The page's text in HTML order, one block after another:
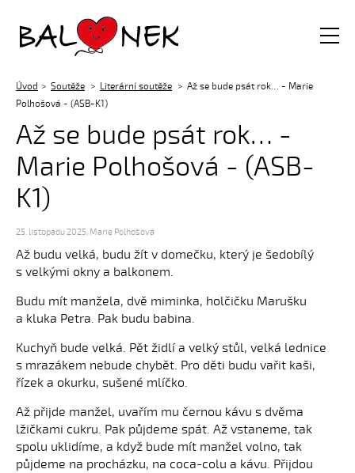
Balónek z.s.
Úvod Soutěže Literární soutěže
Až se bude psát rok… - Marie
Polhošová - (ASB-K1)
Až se bude psát rok… -
Marie Polhošová - (ASB-
K1)
25. listopadu 2025, Marie Polhošová
Až budu velká, budu žít v domečku, který je šedobílý
s velkými okny a balkonem.
Budu mít manžela, dvě miminka, holčičku Marušku
a kluka Petra. Pak budu babina.
Kuchyň bude velká. Pět židlí a velký stůl, velká lednice
s mrazákem nebude chybět. Pro děti budu vařit kaši,
řízek a okurku, sušené mlíčko.
Až přijde manžel, uvařím mu černou kávu s dvěma
lžičkami cukru. Pak půjdeme spát. Až vstaneme, tak
spolu uklidíme, a když bude mít manžel volno, tak
půjdeme na procházku, na coca-colu a kávu. Přijdou